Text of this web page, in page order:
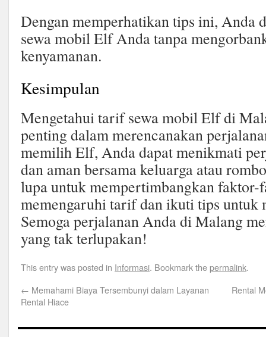
Dengan memperhatikan tips ini, Anda
sewa mobil Elf Anda tanpa
kenyamanan.
Kesimpulan
Mengetahui tarif sewa mobil Elf di
penting dalam merencanakan
memilih Elf, Anda dapat menikmati
dan aman bersama keluarga atau
lupa untuk mempertimbangkan faktor-
memengaruhi tarif dan ikuti tips untuk
Semoga perjalanan Anda di Malang
yang tak terlupakan!
This entry was posted in Informasi. Bookmark thepermalink.
← Memahami Biaya Tersembunyi dalam Layanan
Rental Hiace
Rental